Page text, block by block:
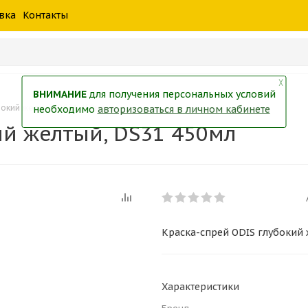
Контакты
желтый, DS31 450мл
желтый, DS31 450мл
Краска-спрей ODIS
Характеристики
╳
ВНИМАНИЕдля получения персональных условий
необходимо авторизоваться в личном кабинете